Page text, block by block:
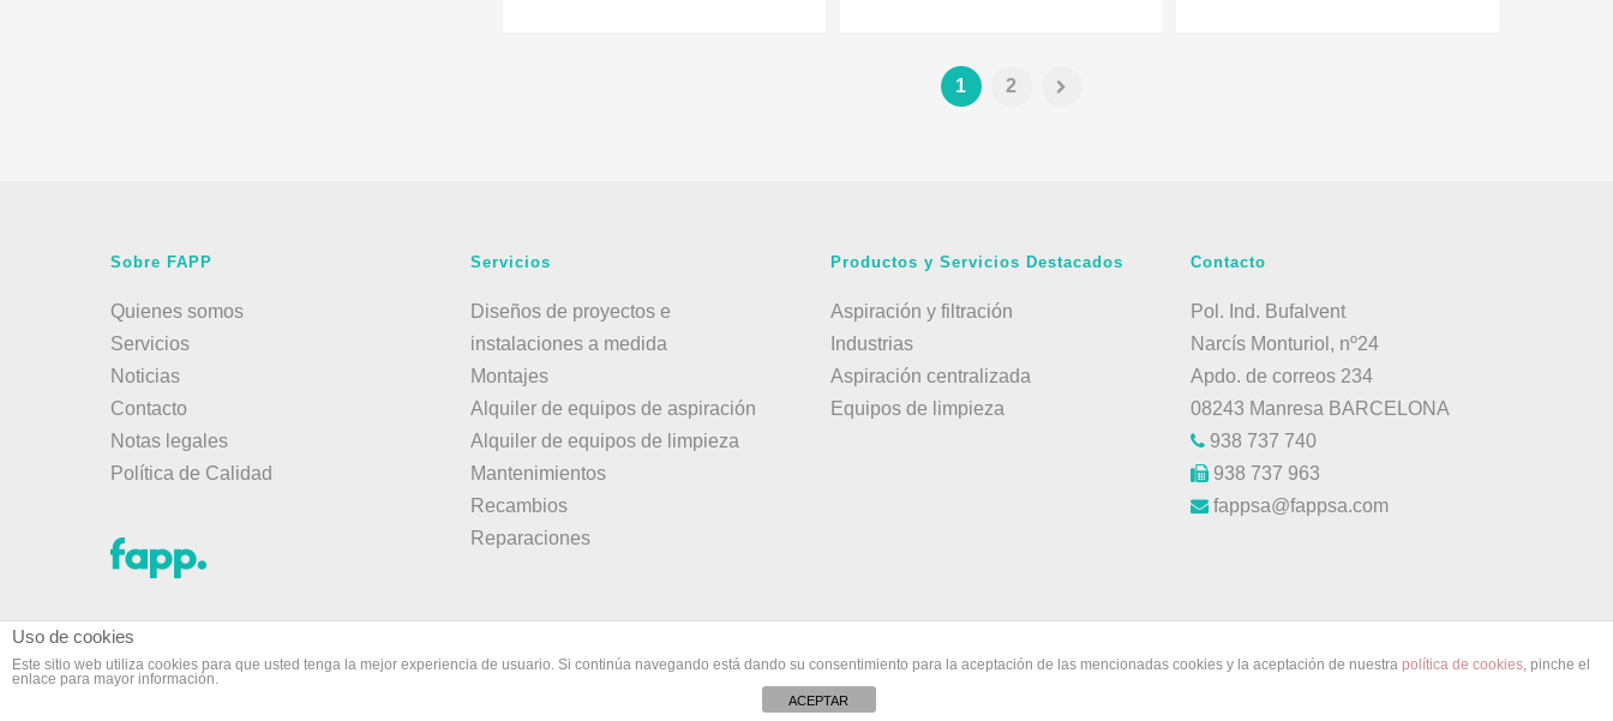
1 2
Sobre FAPP
Quienes somos
Servicios
Noticias
Contacto
Notas legales
Política de Calidad
Servicios
Diseños de proyectos e
instalaciones a medida
Montajes
Alquiler de equipos de aspiración
Alquiler de equipos de limpieza
Mantenimientos
Recambios
Reparaciones
Productos y Servicios Destacados
Aspiración y filtración
Industrias
Aspiración centralizada
Equipos de limpieza
Contacto
Pol. Ind. Bufalvent
Narcís Monturiol, nº24
Apdo. de correos 234
08243 Manresa BARCELONA
938 737 740
938 737 963
fappsa@fappsa.com
Sitio web desarrollado por Fast Digital WS
Uso de cookies
Este sitio web utiliza cookies para que usted tenga la mejor experiencia de usuario. Si continúa navegando está dando su consentimiento para la aceptación de las mencionadas cookies y la aceptación de nuestra política de cookies, pinche el
enlace para mayor información.
ACEPTAR